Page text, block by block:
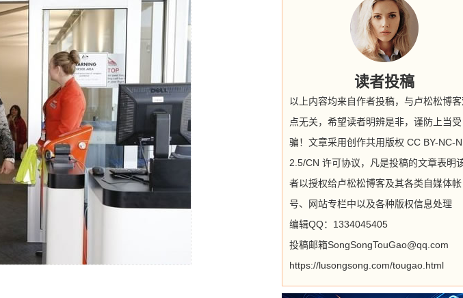
读者投稿
以上内容均来自作者投稿，与卢松松博
点无关，希望读者明辨是非，谨防上当受
骗！文章采用创作共用版权 CC BY-NC-
2.5/CN 许可协议，凡是投稿的文章表明
者以授权给卢松松博客及其各类自媒体帐
号、网站专栏中以及各种版权信息处理
编辑QQ：1334045405
投稿邮箱SongSongTouGao@qq.com
https://lusongsong.com/tougao.html